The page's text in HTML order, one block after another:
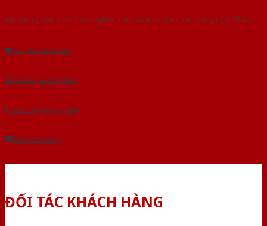
Với kinh nghiệm nhiêu năm nghiên cứu cửa theo tiêu chuẩn công nghệ Châu
Gửi yêu cầu tư vấn
Tải báo giá tổng hợp
Yêu cầu gọi lại (3 phút)
Dành cho đại lý
ĐỐI TÁC KHÁCH HÀNG